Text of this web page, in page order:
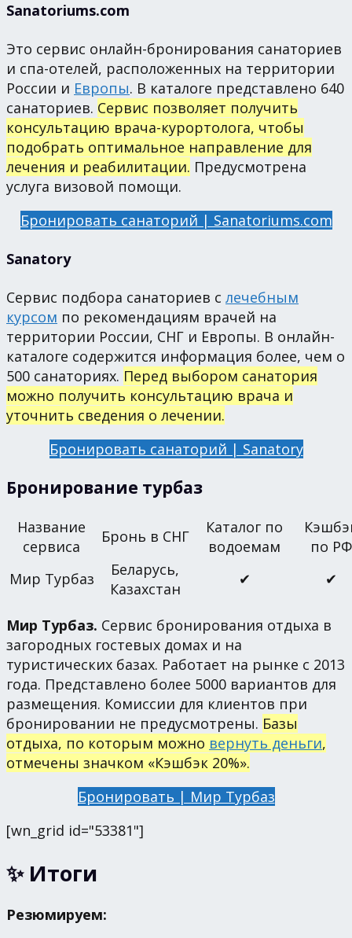
Sanatoriums.com
Это сервис онлайн-бронирования санаториев
и спа-отелей, расположенных на территории
России и Европы. В каталоге представлено 640
санаториев. Сервис позволяет получить
консультацию врача-курортолога, чтобы
подобрать оптимальное направление для
лечения и реабилитации. Предусмотрена
услуга визовой помощи.
Бронировать санаторий | Sanatoriums.com
Sanatory
Сервис подбора санаториев с лечебным
курсом по рекомендациям врачей на
территории России, СНГ и Европы. В онлайн-
каталоге содержится информация более, чем о
500 санаториях. Перед выбором санатория
можно получить консультацию врача и
уточнить сведения о лечении.
Бронировать санаторий | Sanatory
Бронирование турбаз
Название
сервиса
Бронь в СНГ
Каталог по
водоемам
по РФ
Мир Турбаз
Беларусь,
Казахстан
✔ ✔
Мир Турбаз. Сервис бронирования отдыха в
загородных гостевых домах и на
туристических базах. Работает на рынке с 2013
года. Представлено более 5000 вариантов для
размещения. Комиссии для клиентов при
бронировании не предусмотрены. Базы
отдыха, по которым можно вернуть деньги,
отмечены значком «Кэшбэк 20%».
Бронировать | Мир Турбаз
[wn_grid id="53381"]
✨ Итоги
Резюмируем: